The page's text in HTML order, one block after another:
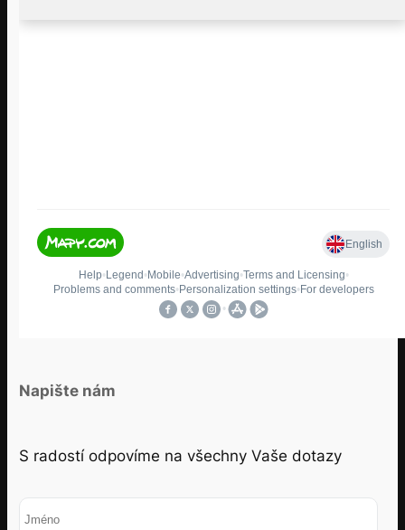
Napište nám
S radostí odpovíme na všechny Vaše dotazy